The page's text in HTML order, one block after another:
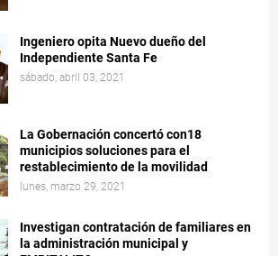
Ingeniero opita Nuevo dueño del
Independiente Santa Fe
sábado, abril 03, 2021
La Gobernación concertó con18
municipios soluciones para el
restablecimiento de la movilidad
lunes, marzo 29, 2021
Investigan contratación de familiares en
la administración municipal y